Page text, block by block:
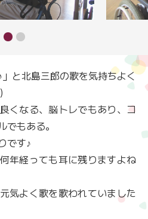
と北島三郎の歌を気持ちよく
くなる、脳トレでもあり、コ
もある。
です♪
年経っても耳に残りますよね
気よく歌を歌われていました